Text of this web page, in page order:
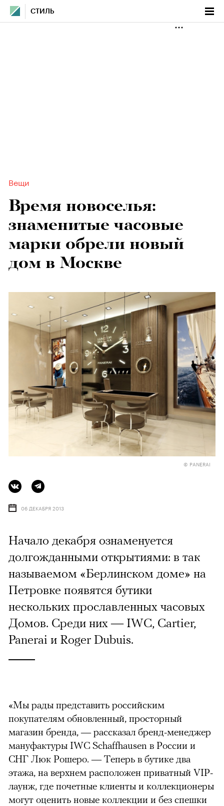
СТИЛЬ
Вещи
Время новоселья:
знаменитые часовые
марки обрели новый
дом в Москве
© PANERAI
06 ДЕКАБРЯ 2013
Начало декабря ознаменуется
долгожданными открытиями: в так
называемом «Берлинском доме» на
Петровке появятся бутики
нескольких прославленных часовых
Домов. Среди них — IWC, Cartier,
Panerai и Roger Dubuis.
«Мы рады представить российским
покупателям обновленный, просторный
магазин бренда, — рассказал бренд-менеджер
мануфактуры IWC Schaffhausen в России и
СНГ Люк Рошеро. — Теперь в бутике два
этажа, на верхнем расположен приватный VIP-
лаунж, где почетные клиенты и коллекционеры
могут оценить новые коллекции и без спешки